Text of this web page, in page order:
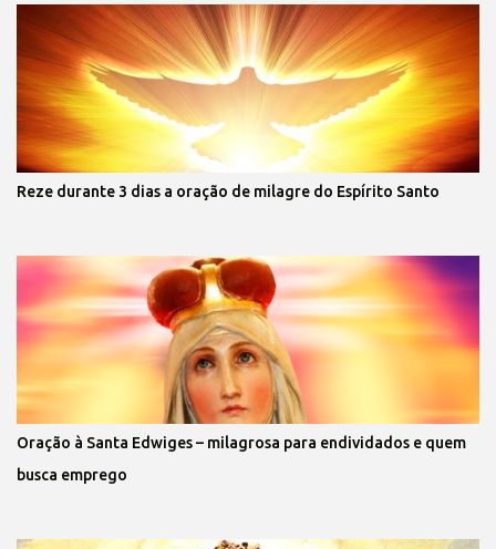
Reze durante 3 dias a oração de milagre do Espírito Santo
Oração à Santa Edwiges – milagrosa para endividados e quem
busca emprego